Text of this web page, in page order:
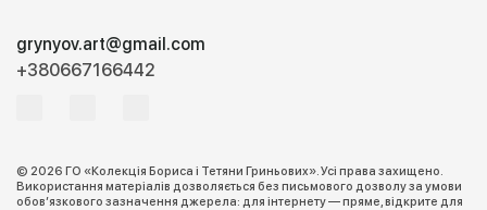
grynyov.art@gmail.com
+380667166442
© 2026 ГО «Колекція Бориса і Тетяни Гриньових». Усі права захищено.
Використання матеріалів дозволяється без письмового дозволу за умови
обов’язкового зазначення джерела: для інтернету — пряме, відкрите для